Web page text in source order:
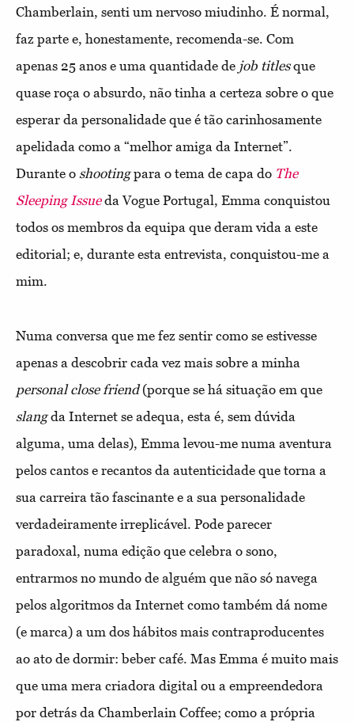
Chamberlain, senti um nervoso miudinho. É normal,
faz parte e, honestamente, recomenda-se. Com
apenas 25 anos e uma quantidade de job titlesque
quase roça o absurdo, não tinha a certeza sobre o que
esperar da personalidade que é tão carinhosamente
apelidada como a “melhor amiga da Internet”.
Durante o shootingpara o tema de capa do The
Sleeping Issueda Vogue Portugal, Emma conquistou
todos os membros da equipa que deram vida a este
editorial; e, durante esta entrevista, conquistou-me a
mim.
Numa conversa que me fez sentir como se estivesse
apenas a descobrir cada vez mais sobre a minha
personal close friend(porque se há situação em que
slangda Internet se adequa, esta é, sem dúvida
alguma, uma delas), Emma levou-me numa aventura
pelos cantos e recantos da autenticidade que torna a
sua carreira tão fascinante e a sua personalidade
verdadeiramente irreplicável. Pode parecer
paradoxal, numa edição que celebra o sono,
entrarmos no mundo de alguém que não só navega
pelos algoritmos da Internet como também dá nome
(e marca) a um dos hábitos mais contraproducentes
ao ato de dormir: beber café. Mas Emma é muito mais
que uma mera criadora digital ou a empreendedora
por detrás da Chamberlain Coffee; como a própria